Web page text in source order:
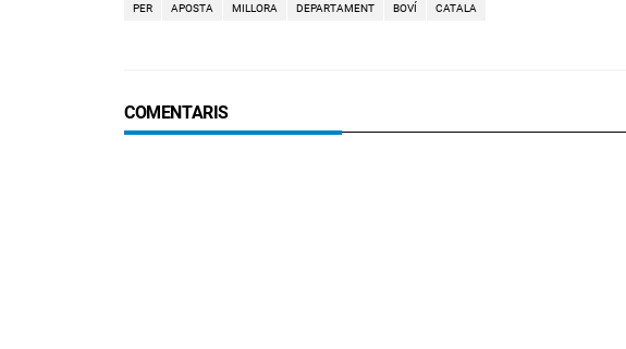
PER APOSTA MILLORA DEPARTAMENT BOVÍ CATALA
COMENTARIS